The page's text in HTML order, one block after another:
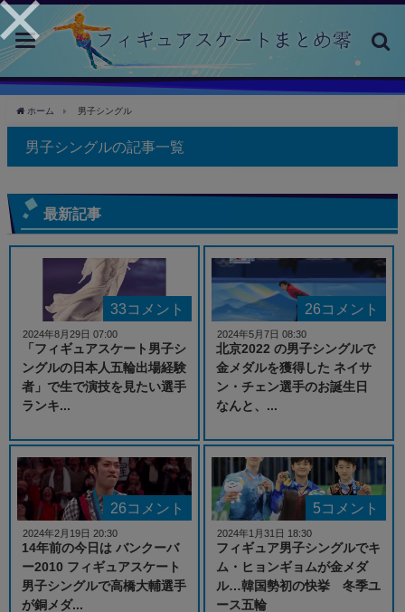
toggle
navigation
ホーム 男子シングル
男子シングルの記事一覧
最新記事
33コメント
「フィギュアスケート男子シ
ングルの日本人五輪出場経験
者」で生で演技を見たい選手
ランキ...
2024年8月29日 07:00
26コメント
北京2022 の男子シングルで
金メダルを獲得した ネイサ
ン・チェン選手のお誕生日
なんと、...
2024年5月7日 08:30
26コメント
14年前の今日は バンクーバ
ー2010 フィギュアスケート
男子シングルで高橋大輔選手
が銅メダ...
2024年2月19日 20:30
5コメント
フィギュア男子シングルでキ
ム・ヒョンギョムが金メダ
ル…韓国勢初の快挙 冬季ユ
ース五輪
2024年1月31日 18:30